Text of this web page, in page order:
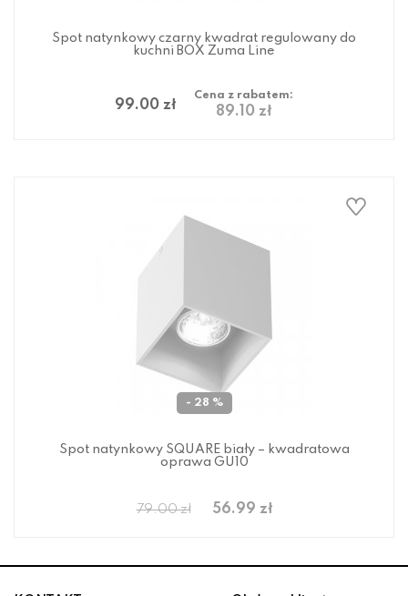
Spot natynkowy czarny kwadrat regulowany do
kuchni BOX Zuma Line
99.00 zł
Cena z rabatem:
89.10 zł
- 28 %
Spot natynkowy SQUARE biały – kwadratowa
oprawa GU10
79.00 zł 56.99 zł